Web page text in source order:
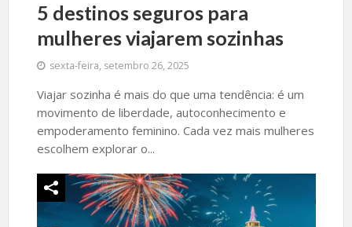
5 destinos seguros para
mulheres viajarem sozinhas
sexta-feira, setembro 26, 2025
Viajar sozinha é mais do que uma tendência: é um
movimento de liberdade, autoconhecimento e
empoderamento feminino. Cada vez mais mulheres
escolhem explorar o...